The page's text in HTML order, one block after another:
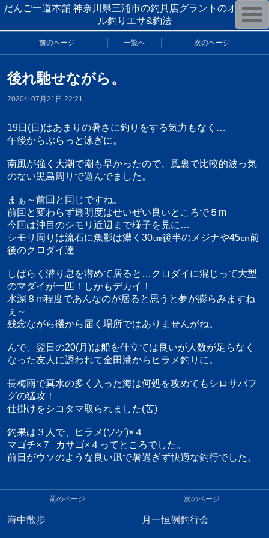
だんご一道本舗 神奈川県三浦市の釣具店グラントのオリジナ
ル釣りエサ&釣法
前のページ 一覧へ 次のページ
後れ馳せながら。
2020年07月21日 22:21
19日(日)はあまりの暑さに釣りをする気力もなく…
午後からぶらっと泳ぎに。
南風が強く大潮で潮も早かったので、風裏で比較的波っ気
のない黒島周りで遊んでました。
まぁ～前回と同じですね。
前回と変わらず透明度はせいぜい良いところで５m
今回は沖目のシモリ近辺まで様子を見に…
シモリ周りは流石に魚影は濃く30㎝後半のメジナや45㎝前
後のクロダイ達
しばらく潜り息を潜めて居ると…クロダイに混じって大型
のマダイが一匹！しかもデカイ！
水深８m程度であんなのが居ると思うと夢が膨らみますね
ぇ～
残念ながら磯から届く場所ではありませんがね。
んで、翌日の20(月)は船を仕立ては良いが人数が足らなく
なった友人に誘われて金田港からヒラメ釣りに。
長梅雨で真水の多く入った海は何処を攻めてもシロサバフ
グの猛攻！
仕掛けをシコタマ取られました(苦)
釣果は３人で、ヒラメ(ソゲ)×４
マゴチ×７ カサゴ×４ってところでした。
前日がウソのような良い凪で暑過ぎず快適な釣行でした。
前のページ
海中散歩
次のページ
月一恒例釣行会
T
o
g
e